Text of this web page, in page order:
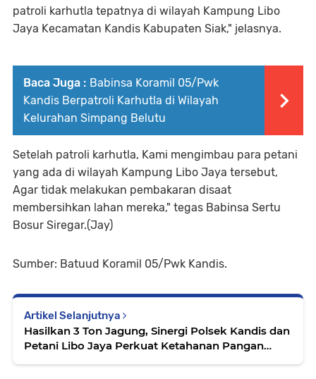
patroli karhutla tepatnya di wilayah Kampung Libo
Jaya Kecamatan Kandis Kabupaten Siak," jelasnya.
Baca Juga : Babinsa Koramil 05/Pwk
Kandis Berpatroli Karhutla di Wilayah
Kelurahan Simpang Belutu
Setelah patroli karhutla, Kami mengimbau para petani
yang ada di wilayah Kampung Libo Jaya tersebut,
Agar tidak melakukan pembakaran disaat
membersihkan lahan mereka," tegas Babinsa Sertu
Bosur Siregar.(Jay)
Sumber: Batuud Koramil 05/Pwk Kandis.
Artikel Selanjutnya
Hasilkan 3 Ton Jagung, Sinergi Polsek Kandis dan
Petani Libo Jaya Perkuat Ketahanan Pangan